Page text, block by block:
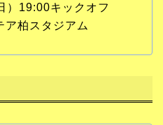
）19:00キックオフ
ア柏スタジアム